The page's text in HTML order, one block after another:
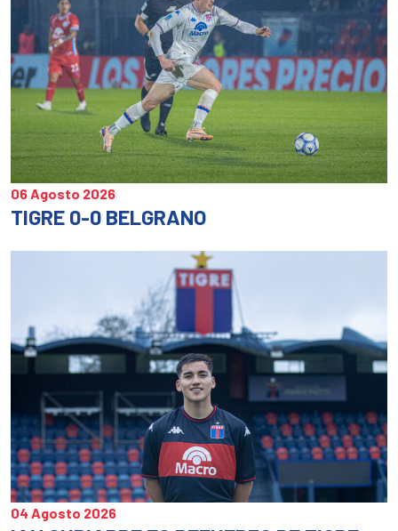
06 Agosto 2026
TIGRE 0-0 BELGRANO
04 Agosto 2026